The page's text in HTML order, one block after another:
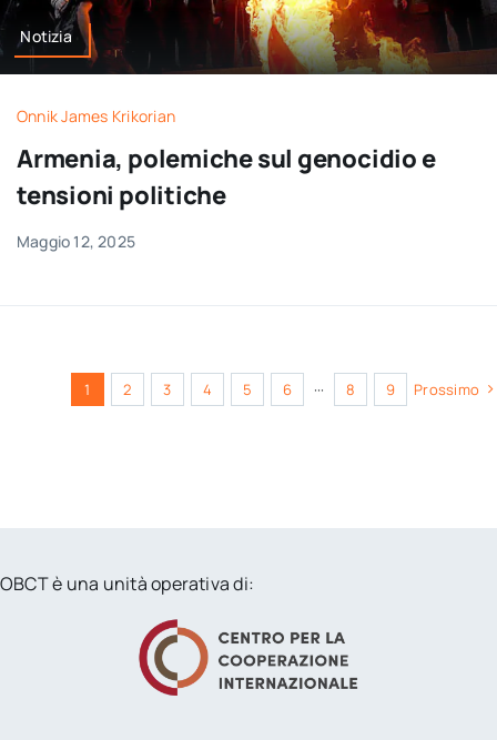
Notizia
Onnik James Krikorian
Armenia, polemiche sul genocidio e
tensioni politiche
Maggio 12, 2025
1 2 3 4 5 6 ··· 8 9 Prossimo
OBCT è una unità operativa di: